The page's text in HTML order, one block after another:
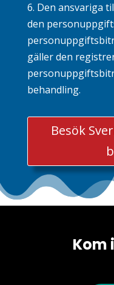
6. Den ansvariga
den
gäller den
behandling.
Besök
Kom